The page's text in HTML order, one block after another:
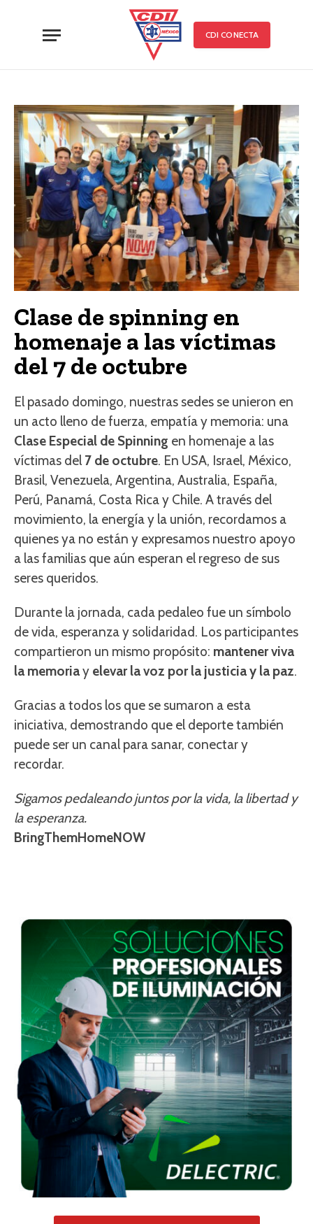
CDI CONECTA
Clase de spinning en
homenaje a las víctimas
del 7 de octubre
El pasado domingo, nuestras sedes se unieron en
un acto lleno de fuerza, empatía y memoria: una
Clase Especial de Spinning en homenaje a las
víctimas del 7 de octubre. En USA, Israel, México,
Brasil, Venezuela, Argentina, Australia, España,
Perú, Panamá, Costa Rica y Chile. A través del
movimiento, la energía y la unión, recordamos a
quienes ya no están y expresamos nuestro apoyo
a las familias que aún esperan el regreso de sus
seres queridos.
Durante la jornada, cada pedaleo fue un símbolo
de vida, esperanza y solidaridad. Los participantes
compartieron un mismo propósito: mantener viva
la memoriay elevar la voz por la justicia y la paz.
Gracias a todos los que se sumaron a esta
iniciativa, demostrando que el deporte también
puede ser un canal para sanar, conectar y
recordar.
Sigamos pedaleando juntos por la vida, la libertad y
la esperanza.
BringThemHomeNOW